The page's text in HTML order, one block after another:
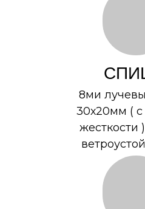
8ми
30х20мм (
жесткости